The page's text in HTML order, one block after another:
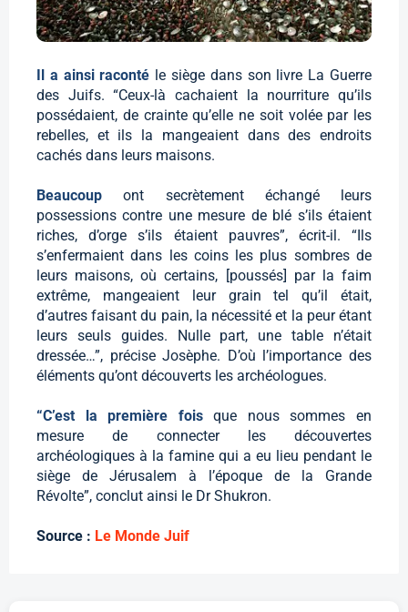
Il a ainsi raconté le siège dans son livre La Guerre
des Juifs. “Ceux-là cachaient la nourriture qu’ils
possédaient, de crainte qu’elle ne soit volée par les
rebelles, et ils la mangeaient dans des endroits
cachés dans leurs maisons.
Beaucoupont secrètement échangé leurs
possessions contre une mesure de blé s’ils étaient
riches, d’orge s’ils étaient pauvres”, écrit-il. “Ils
s’enfermaient dans les coins les plus sombres de
leurs maisons, où certains, [poussés] par la faim
extrême, mangeaient leur grain tel qu’il était,
d’autres faisant du pain, la nécessité et la peur étant
leurs seuls guides. Nulle part, une table n’était
dressée…”, précise Josèphe. D’où l’importance des
éléments qu’ont découverts les archéologues.
“C’est la première foisque nous sommes en
mesure de connecter les découvertes
archéologiques à la famine qui a eu lieu pendant le
siège de Jérusalem à l’époque de la Grande
Révolte”, conclut ainsi le Dr Shukron.
Source : Le Monde Juif